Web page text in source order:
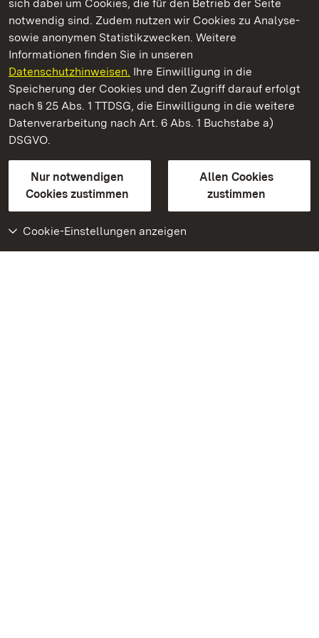
sich dabei um Cookies, die für den Betrieb der Seite
notwendig sind. Zudem nutzen wir Cookies zu Analyse-
sowie anonymen Statistikzwecken. Weitere
Informationen finden Sie in unseren
Datenschutzhinweisen. Ihre Einwilligung in die
Speicherung der Cookies und den Zugriff darauf erfolgt
nach § 25 Abs. 1 TTDSG, die Einwilligung in die weitere
Datenverarbeitung nach Art. 6 Abs. 1 Buchstabe a)
DSGVO.
Nur notwendigen
Cookies zustimmen
Allen Cookies
zustimmen
Cookie-Einstellungen anzeigen
Staatliche Schlösser und Gärten Baden‑Württemberg
Staatliche Schlösser und Gärten Baden-Württemberg
Kontakt
GebärdenspracheLeichte Sprache
Erklärung zur Barrierefreiheit
BITV-konform (geprüfte Seiten)
Weiteres